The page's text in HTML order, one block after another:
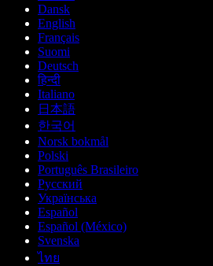
Dansk
English
Français
Suomi
Deutsch
हिन्दी
Italiano
日本語
한국어
Norsk bokmål
Polski
Português Brasileiro
Русский
Українська
Español
Español (México)
Svenska
ไทย